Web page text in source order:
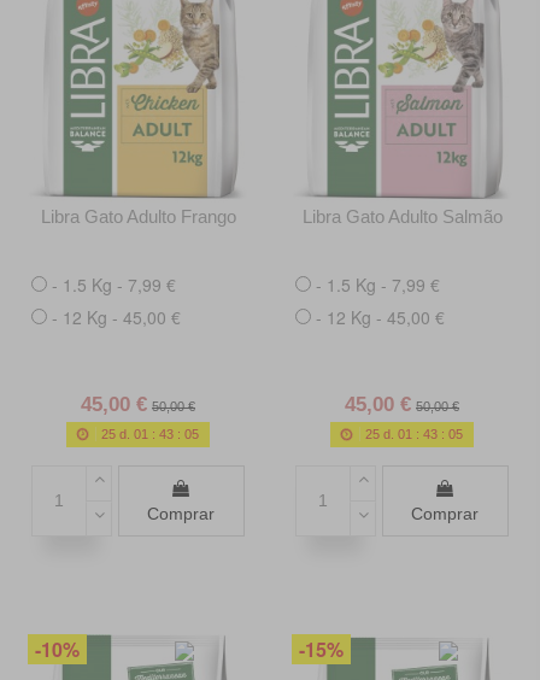
Libra Gato Adulto Frango
- 1.5 Kg - 7,99 €
- 12 Kg - 45,00 €
45,00 € 50,00 €
25 d. 01 :43 :03
Comprar
Libra Gato Adulto Salmão
- 1.5 Kg - 7,99 €
- 12 Kg - 45,00 €
45,00 € 50,00 €
25 d. 01 :43 :03
Comprar
-10% -15%